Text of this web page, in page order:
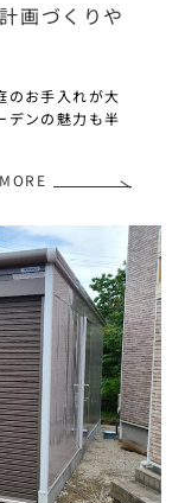
画づくりや
のお手入れが大
デンの魅力も半
MORE